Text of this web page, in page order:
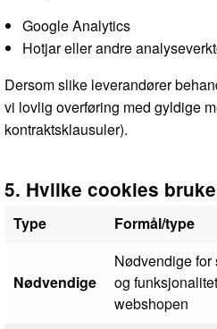
Google Analytics
Hotjar eller andre
Dersom slike leverandører
vi lovlig overføring med gyldige
kontraktsklausuler).
5. Hvilke cookies
Type Formål/type
Nødvendige
Nødvendige for
og
webshopen